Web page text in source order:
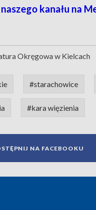
kanału na
Okręgowa w Kielcach
#starachowice
#kara więzienia
NA FACEBOOKU